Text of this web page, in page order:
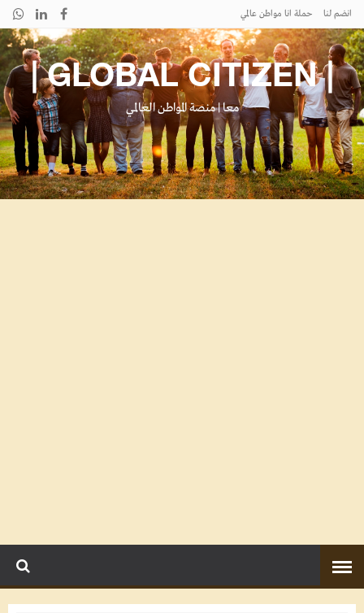
انضم لنا حملة انا مواطن عالمي
| GLOBAL CITIZEN |
معا | منصة المواطن العالمي